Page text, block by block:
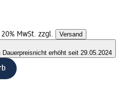
MwSt. zzgl. Versand
Dauerpreisnicht erhöht seit 29.05.2024